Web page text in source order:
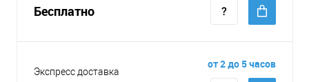
Бесплатно
Экспресс доставка
от 2 до 5 часов